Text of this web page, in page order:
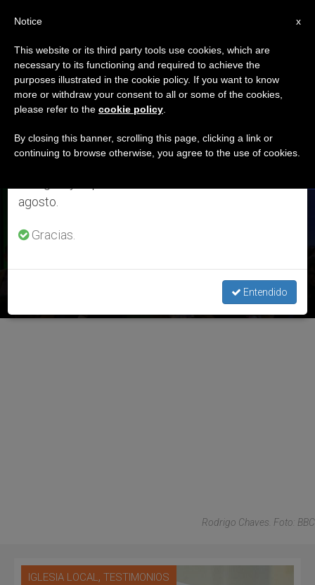
DÍA
Abril 4th, 2022
ÚLTIMAS NOTICIAS
Nuevo presidente de Costa Rica, iglesia católica insta a que
por delante estén los intereses del país
Rodrigo Chaves. Foto: BBC
IGLESIA LOCAL, TESTIMONIOS
×
Aviso importante
Del 27 de julio al 7 de agosto haremos la pausa
anual, aprovechando que en el periodo de verano
se generan menos informaciones y también el
agosto.
Gracias.
Entendido
x
Notice
This website or its third party tools use cookies, which are
necessary to its functioning and required to achieve the
purposes illustrated in the cookie policy. If you want to know
more or withdraw your consent to all or some of the cookies,
please refer to the cookie policy
By closing this banner, scrolling this page, clicking a link or
continuing to browse otherwise, you agree to the use of cookies.